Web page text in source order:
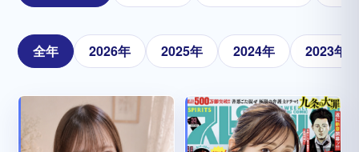
全年 2026年 2025年 2024年 2023年